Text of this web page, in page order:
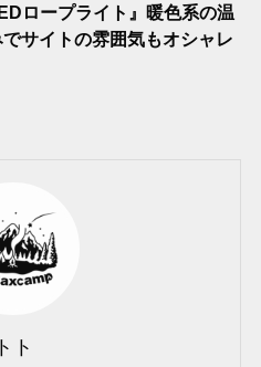
ロープライト』暖色系の温
サイトの雰囲気もオシャレ
トト